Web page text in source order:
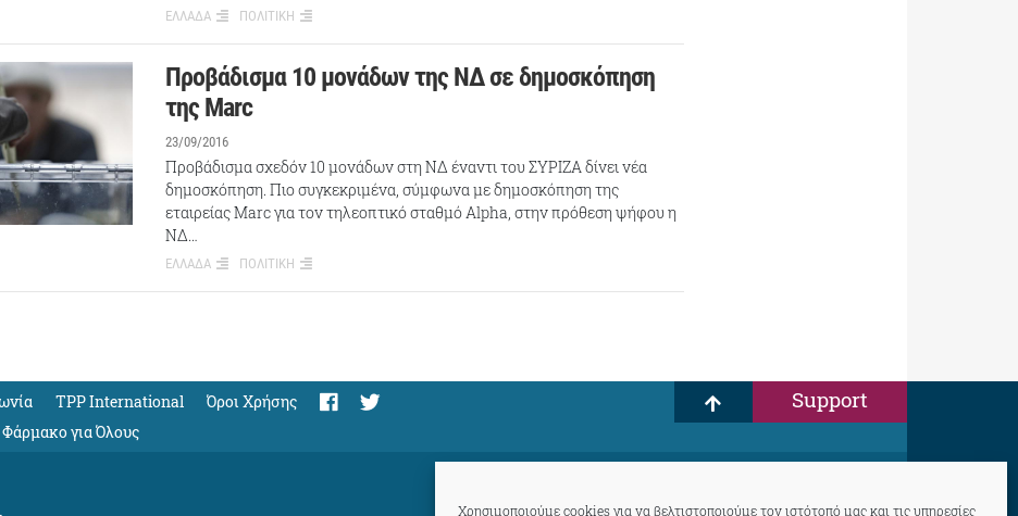
Χρησιμοποιούμε cookies για να βελτιστοποιούμε τον ιστότοπό μας και τις υπηρεσίες
ΕΛΛΑΔΑ ΠΟΛΙΤΙΚΗ
Προβάδισμα 10 μονάδων της ΝΔ σε δημοσκόπηση
της Marc
23/09/2016
Προβάδισμα σχεδόν 10 μονάδων στη ΝΔ έναντι του ΣΥΡΙΖΑ δίνει νέα
δημοσκόπηση. Πιο συγκεκριμένα, σύμφωνα με δημοσκόπηση της
εταιρείας Marc για τον τηλεοπτικό σταθμό Alpha, στην πρόθεση ψήφου η
NΔ…
ΕΛΛΑΔΑ ΠΟΛΙΤΙΚΗ
TPP International
Όροι Χρήσης
για Όλους
Support